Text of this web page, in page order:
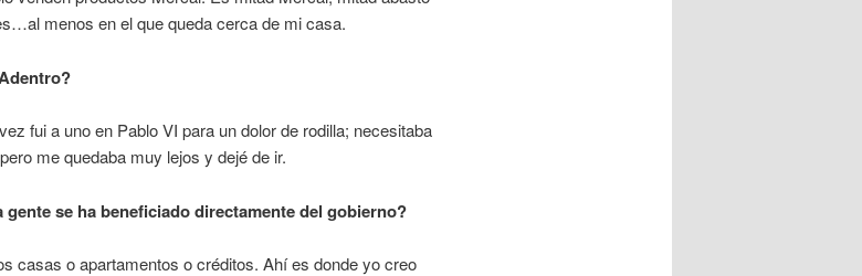
menos en el que queda cerca de mi casa.
fui a uno en Pablo VI para un dolor de rodilla; necesitaba
me quedaba muy lejos y dejé de ir.
se ha beneficiado directamente del gobierno?
casas o apartamentos o créditos. Ahí es donde yo creo